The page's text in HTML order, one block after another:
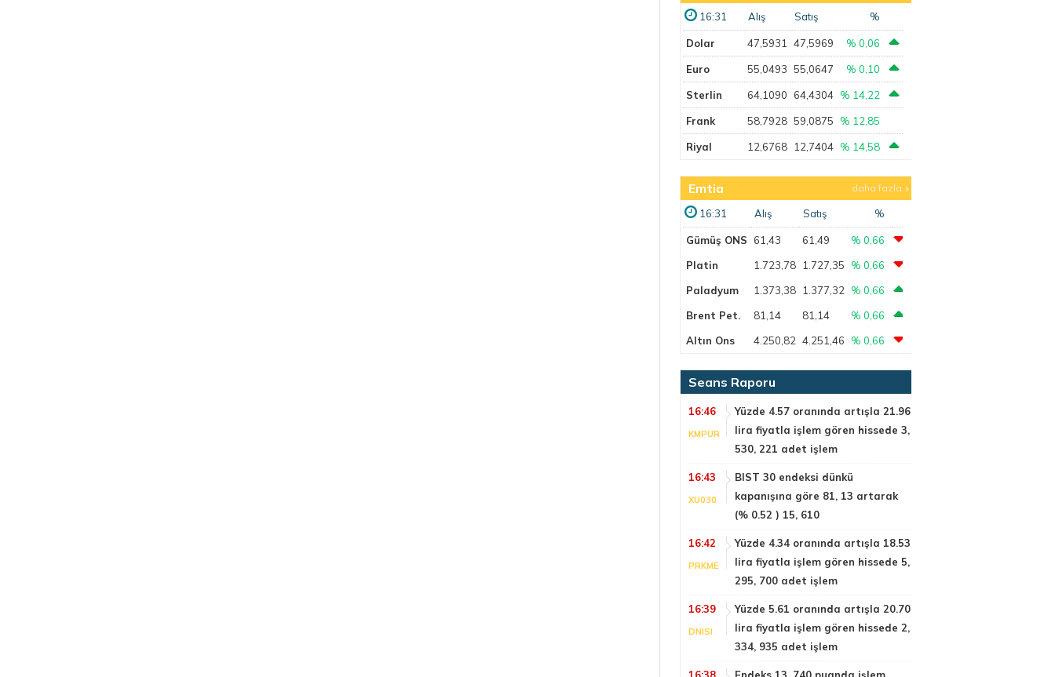
16:31 Alış Satış %
Dolar 47,5931 47,5969 % 0,06
Euro 55,0493 55,0647 % 0,10
Sterlin 64,1090 64,4304 % 14,22
Frank 58,7928 59,0875 % 12,85
Riyal 12,6768 12,7404 % 14,58
Emtia daha fazla
16:31 Alış Satış %
Gümüş ONS 61,43 61,49
% 0,66
Platin
1.723,78 1.727,35
% 0,66
Paladyum
1.373,38 1.377,32
% 0,66
Brent Pet.
81,14 81,14
% 0,66
Altın Ons
4.250,82 4.251,46 % 0,66
Seans Raporu
16:46
KMPUR
Yüzde 4.57 oranında artışla 21.96
lira fiyatla işlem gören hissede 3,
530, 221 adet işlem
16:43
XU030
BIST 30 endeksi dünkü
kapanışına göre 81, 13 artarak
(% 0.52 ) 15, 610
16:42
PRKME
Yüzde 4.34 oranında artışla 18.53
lira fiyatla işlem gören hissede 5,
295, 700 adet işlem
16:39
DNISI
Yüzde 5.61 oranında artışla 20.70
lira fiyatla işlem gören hissede 2,
334, 935 adet işlem
16:38
Endeks 13, 740 puanda işlem